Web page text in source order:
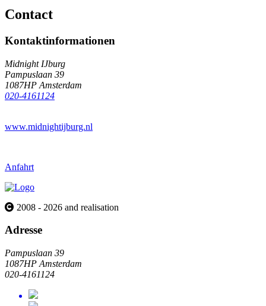
Contact
Kontaktinformationen
Midnight IJburg
Pampuslaan 39
1087HP Amsterdam
020-4161124
www.midnightijburg.nl
Anfahrt
2008 - 2026 and realisation
Adresse
Pampuslaan 39
1087HP Amsterdam
020-4161124